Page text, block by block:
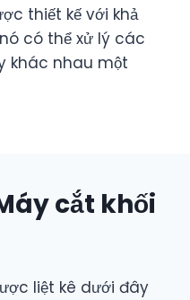
thiết kế với khả
có thể xử lý các
khác nhau một
cắt khối
liệt kê dưới đây